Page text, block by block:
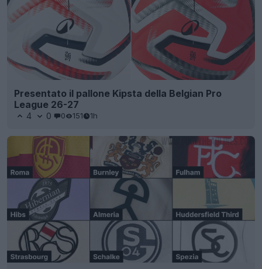
Presentato il pallone Kipsta della Belgian Pro
League 26-27
4 0 0 151 1h